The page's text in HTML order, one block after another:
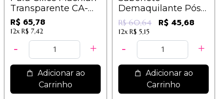
Transparente CA-
001 / 10,10
R$ 65,78
12x R$ 7,42
Adicionar ao
Carrinho
Demaquilante Pós
Maquiagem - Make
Out - Dermachem
R$ 60,64 R$ 45,68
12x R$ 5,15
Adicionar ao
Carrinho